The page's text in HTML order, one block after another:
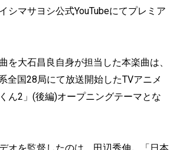
シマサヨシ公式YouTubeにてプレミア
を大石昌良自身が担当した本楽曲は、
全国28局にて放送開始したTVアニメ
ん2」(後編)オープニングテーマとな